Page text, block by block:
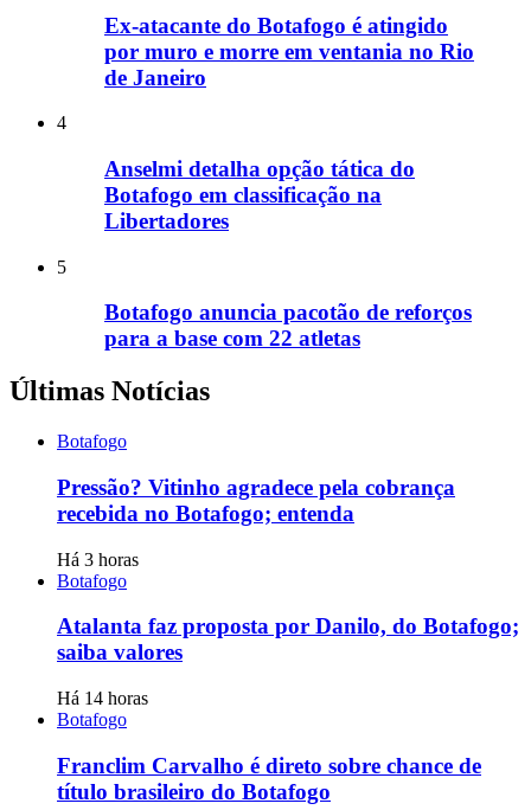
Ex-atacante do Botafogo é atingido
por muro e morre em ventania no Rio
de Janeiro
4
Anselmi detalha opção tática do
Botafogo em classificação na
Libertadores
5
Botafogo anuncia pacotão de reforços
para a base com 22 atletas
Últimas Notícias
Botafogo
Pressão? Vitinho agradece pela cobrança
recebida no Botafogo; entenda
Há 3 horas
Botafogo
Atalanta faz proposta por Danilo, do Botafogo;
saiba valores
Há 14 horas
Botafogo
Franclim Carvalho é direto sobre chance de
título brasileiro do Botafogo